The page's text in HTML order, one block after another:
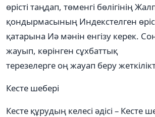
өрісті таңдап, төменгі бөлігінің
қондырмасының Индекстелген өріс
қатарына Иә мәнін енгізу керек.
жауып, көрінген сұхбаттық
терезелерге оң жауап беру
Кесте шебері
Кесте құрудың келесі әдісі – Кесте